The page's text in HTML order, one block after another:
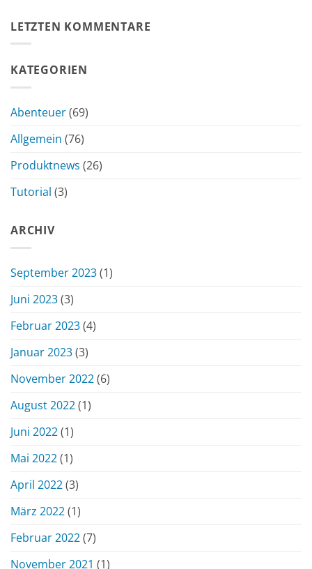
LETZTEN KOMMENTARE
KATEGORIEN
Abenteuer(69)
Allgemein (76)
Produktnews (26)
Tutorial (3)
ARCHIV
September 2023(1)
Juni 2023(3)
Februar 2023(4)
Januar 2023(3)
November 2022(6)
August 2022(1)
Juni 2022(1)
Mai 2022(1)
April 2022(3)
März 2022(1)
Februar 2022(7)
November 2021 (1)